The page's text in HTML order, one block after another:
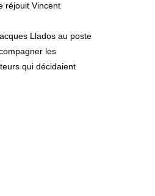
réjouit Vincent
Llados au poste
les
qui décidaient